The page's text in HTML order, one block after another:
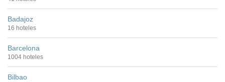
Badajoz
16 hoteles
Barcelona
1004 hoteles
Bilbao